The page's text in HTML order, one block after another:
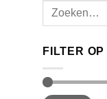
Zoeken
FILTER